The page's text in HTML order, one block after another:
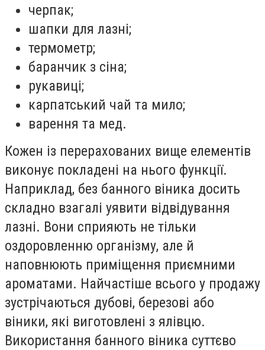
черпак;
шапки для лазні;
термометр;
баранчик з сіна;
рукавиці;
карпатський чай та мило;
варення та мед.
Кожен із перерахованих вище елементів
виконує покладені на нього функції.
Наприклад, без банного віника досить
складно взагалі уявити відвідування
лазні. Вони сприяють не тільки
оздоровленню організму, але й
наповнюють приміщення приємними
ароматами. Найчастіше всього у продажу
зустрічаються дубові, березові або
віники, які виготовлені з ялівцю.
Використання банного віника суттєво